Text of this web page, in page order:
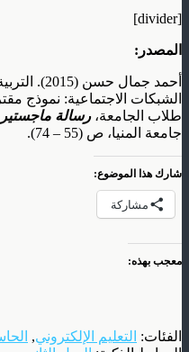
[divider]
المصدر:
أحمد جمال
الشبكات الاجتماعية: نموذج
طلاب الجامعة،رسالة
جامعة المنيا، ص (55 – 74).
شارك هذا الموضوع:
مشاركة
معجب بهذه:
الفئات: التعليم الإلكتروني,